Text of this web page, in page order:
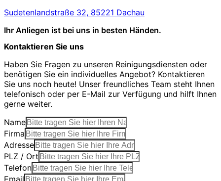
Sudetenlandstraße 32, 85221 Dachau
Ihr Anliegen ist bei uns in besten Händen.
Kontaktieren Sie uns
Haben Sie Fragen zu unseren Reinigungsdiensten oder
benötigen Sie ein individuelles Angebot? Kontaktieren
Sie uns noch heute! Unser freundliches Team steht Ihnen
telefonisch oder per E-Mail zur Verfügung und hilft Ihnen
gerne weiter.
Name
Firma
Adresse
PLZ / Ort
Telefon